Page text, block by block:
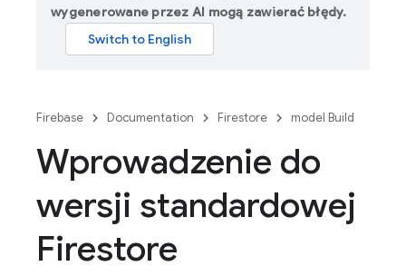
wygenerowane przez AI mogą zawierać błędy.
Firebase Documentation Firestore model Build
Wprowadzenie do
wersji standardowej
Firestore